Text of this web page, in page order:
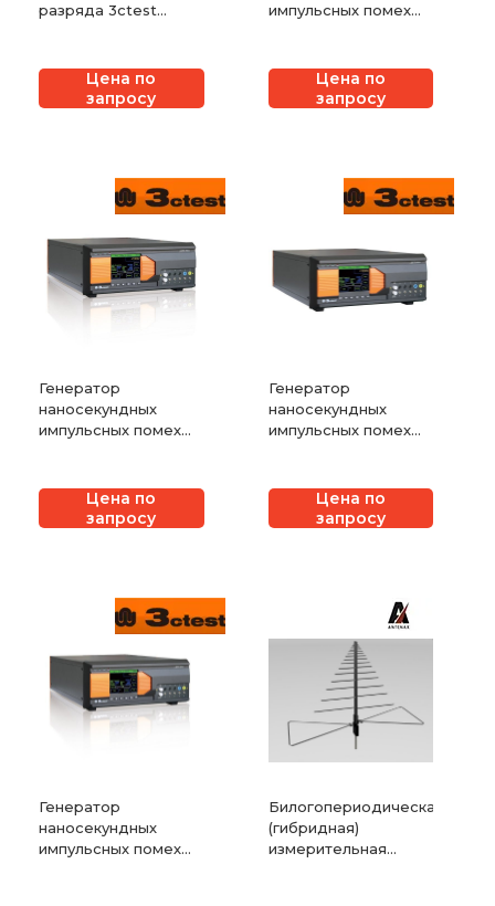
разряда 3ctest
Цена по
запросу
импульсных помех
Цена по
запросу
Генератор
наносекундных
импульсных помех
Цена по
запросу
Генератор
наносекундных
импульсных помех
Цена по
запросу
Генератор
наносекундных
импульсных помех
Билогопериодическая
(гибридная)
измерительная